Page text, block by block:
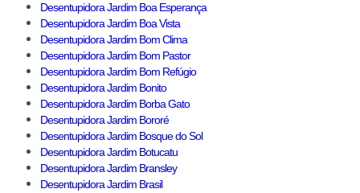
Desentupidora Jardim Boa Esperança
Desentupidora Jardim Boa Vista
Desentupidora Jardim Bom Clima
Desentupidora Jardim Bom Pastor
Desentupidora Jardim Bom Refúgio
Desentupidora Jardim Bonito
Desentupidora Jardim Borba Gato
Desentupidora Jardim Bororé
Desentupidora Jardim Bosque do Sol
Desentupidora Jardim Botucatu
Desentupidora Jardim Bransley
Desentupidora Jardim Brasil